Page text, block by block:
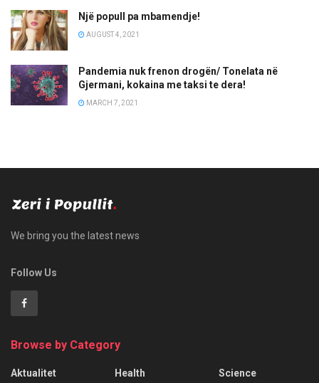
Një popull pa mbamendje!
AUGUST 4, 2021
Pandemia nuk frenon drogën/ Tonelata në
Gjermani, kokaina me taksi te dera!
MARCH 7, 2021
We bring you the latest news
Follow Us
Browse by Category
Aktualitet
Health
Science